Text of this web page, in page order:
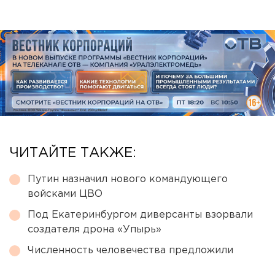
ЧИТАЙТЕ ТАКЖЕ:
Путин назначил нового командующего
войсками ЦВО
Под Екатеринбургом диверсанты взорвали
создателя дрона «Упырь»
Численность человечества предложили